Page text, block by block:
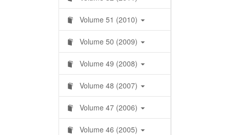
Volume 51 (2010)
Volume 50 (2009)
Volume 49 (2008)
Volume 48 (2007)
Volume 47 (2006)
Volume 46 (2005)